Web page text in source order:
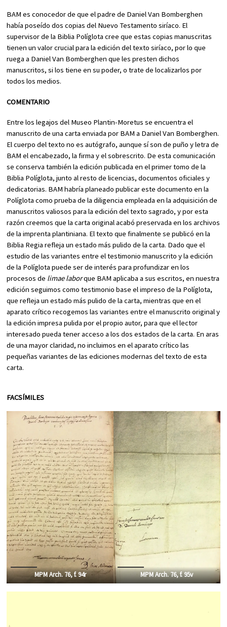
BAM es conocedor de que el padre de Daniel Van Bomberghen
había poseído dos copias del Nuevo Testamento siríaco. El
supervisor de la Biblia Políglota cree que estas copias manuscritas
tienen un valor crucial para la edición del texto siríaco, por lo que
ruega a Daniel Van Bomberghen que les presten dichos
manuscritos, si los tiene en su poder, o trate de localizarlos por
todos los medios.
COMENTARIO
Entre los legajos del Museo Plantin-Moretus se encuentra el
manuscrito de una carta enviada por BAM a Daniel Van Bomberghen.
El cuerpo del texto no es autógrafo, aunque sí son de puño y letra de
BAM el encabezado, la firma y el sobrescrito. De esta comunicación
se conserva también la edición publicada en el primer tomo de la
Biblia Políglota, junto al resto de licencias, documentos oficiales y
dedicatorias. BAM habría planeado publicar este documento en la
Políglota como prueba de la diligencia empleada en la adquisición de
manuscritos valiosos para la edición del texto sagrado, y por esta
razón creemos que la carta original acabó preservada en los archivos
de la imprenta plantiniana. El texto que finalmente se publicó en la
Biblia Regia refleja un estado más pulido de la carta. Dado que el
estudio de las variantes entre el testimonio manuscrito y la edición
de la Políglota puede ser de interés para profundizar en los
procesos de limae laborque BAM aplicaba a sus escritos, en nuestra
edición seguimos como testimonio base el impreso de la Políglota,
que refleja un estado más pulido de la carta, mientras que en el
aparato crítico recogemos las variantes entre el manuscrito original y
la edición impresa pulida por el propio autor, para que el lector
interesado pueda tener acceso a los dos estados de la carta. En aras
de una mayor claridad, no incluimos en el aparato crítico las
pequeñas variantes de las ediciones modernas del texto de esta
carta.
FACSÍMILES
MPM Arch. 76, f. 94r MPM Arch. 76, f. 95v